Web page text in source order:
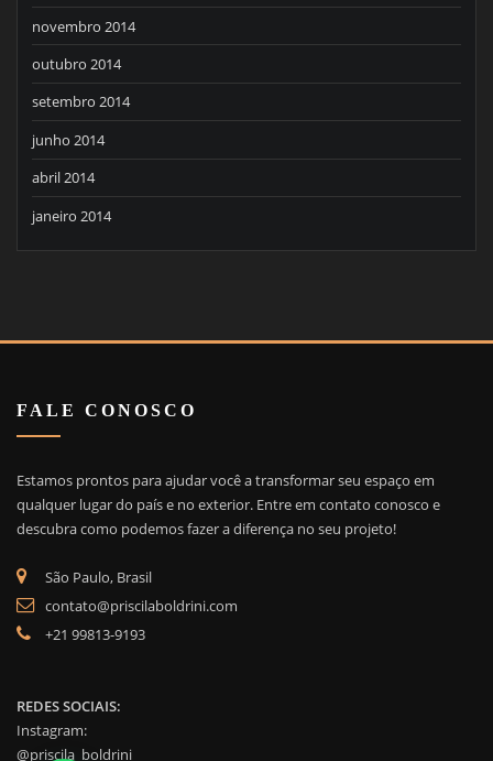
novembro 2014
outubro 2014
setembro 2014
junho 2014
abril 2014
janeiro 2014
FALE CONOSCO
Estamos prontos para ajudar você a transformar seu espaço em
qualquer lugar do país e no exterior. Entre em contato conosco e
descubra como podemos fazer a diferença no seu projeto!
São Paulo, Brasil
contato@priscilaboldrini.com
+21 99813-9193
REDES SOCIAIS:
Instagram:
@priscila_boldrini